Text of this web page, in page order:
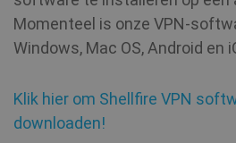
Momenteel is onze VPN-
Windows, Mac OS, Android en
Klik hier om Shellfire VPN
downloaden!